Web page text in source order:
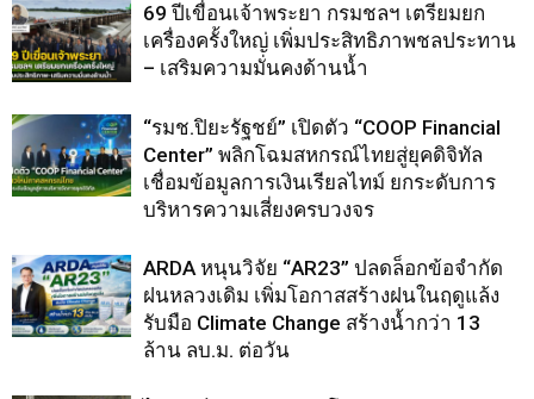
69 ปีเขื่อนเจ้าพระยา กรมชลฯ เตรียมยก
เครื่องครั้งใหญ่ เพิ่มประสิทธิภาพชลประทาน
– เสริมความมั่นคงด้านน้ำ
“รมช.ปิยะรัฐชย์” เปิดตัว “COOP Financial
Center” พลิกโฉมสหกรณ์ไทยสู่ยุคดิจิทัล
เชื่อมข้อมูลการเงินเรียลไทม์ ยกระดับการ
บริหารความเสี่ยงครบวงจร
ARDA หนุนวิจัย “AR23” ปลดล็อกข้อจำกัด
ฝนหลวงเดิม เพิ่มโอกาสสร้างฝนในฤดูแล้ง
รับมือ Climate Change สร้างน้ำกว่า 13
ล้าน ลบ.ม. ต่อวัน